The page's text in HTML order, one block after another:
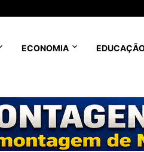
ECONOMIA